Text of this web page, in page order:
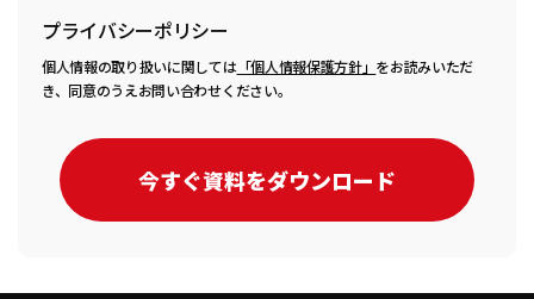
プライバシーポリシー
個人情報の取り扱いに関しては「個人情報保護方針」 をお読みいただ
き、同意のうえお問い合わせください。